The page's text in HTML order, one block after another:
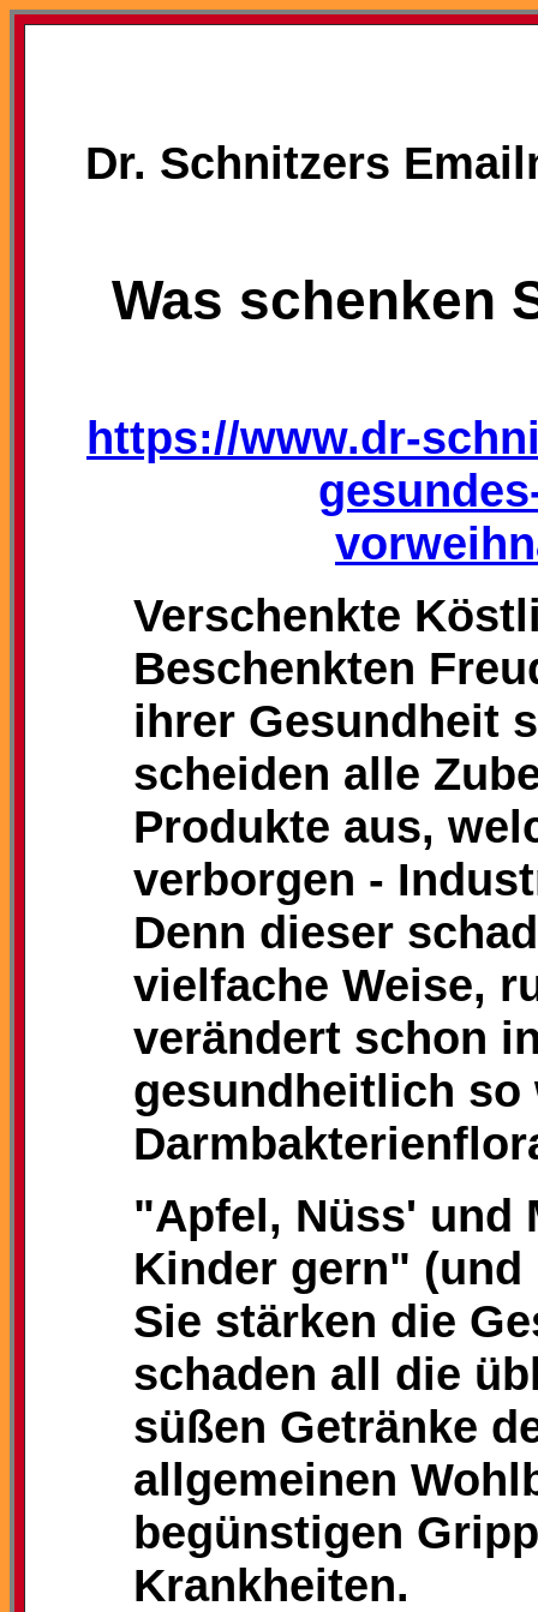
Dr. Schnitzers
Was schenken
https://www.dr-
Verschenkte
Beschenkten
ihrer Gesundheit
scheiden alle
Produkte aus,
verborgen -
Denn dieser
vielfache Weise,
verändert schon
gesundheitlich so
"Apfel, Nüss' und
Kinder gern" (und
Sie stärken die
schaden all die
süßen Getränke
allgemeinen
begünstigen
Krankheiten.